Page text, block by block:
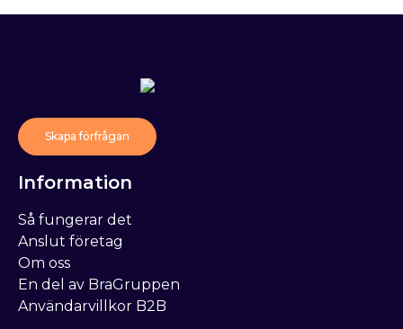
Information
Så fungerar det
Anslut företag
Om oss
En del av BraGruppen
Användarvillkor B2B
Skapa förfrågan